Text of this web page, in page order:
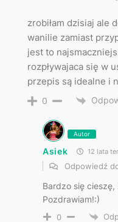
zrobiłam dzisiaj ale
wanilie zamiast
jest to
rozpływajaca się w
przepis są idealne i
0
Autor
Asiek 12 lata
Odpowiedź
Bardzo się cieszę,
Pozdrawiam!:)
0